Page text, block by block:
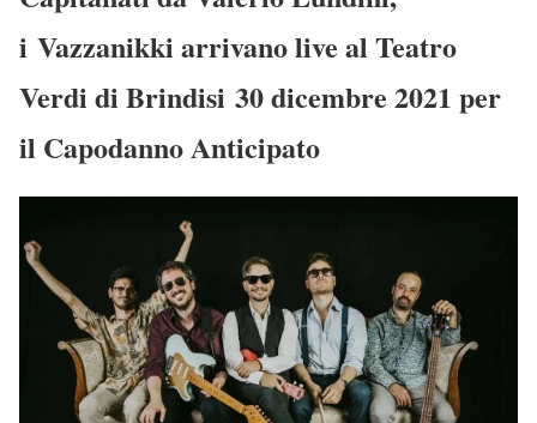
i Vazzanikki arrivano live al Teatro
Verdi di Brindisi 30 dicembre 2021 per
il Capodanno Anticipato